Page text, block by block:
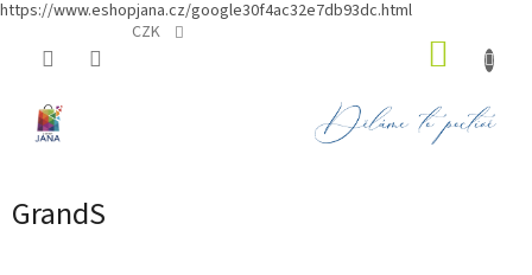
https://www.eshopjana.cz/google30f4ac32e7db93dc.html
CZK
GrandS